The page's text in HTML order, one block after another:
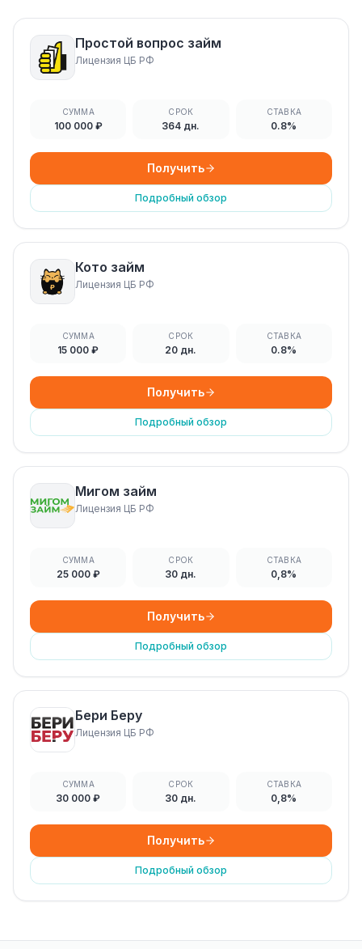
Простой вопрос займ
Лицензия ЦБ РФ
СУММА
100 000 ₽
СРОК
364 дн.
СТАВКА
0.8%
Получить
Подробный обзор
Кото займ
Лицензия ЦБ РФ
СУММА
15 000 ₽
СРОК
20 дн.
СТАВКА
0.8%
Получить
Подробный обзор
Мигом займ
Лицензия ЦБ РФ
СУММА
25 000 ₽
СРОК
30 дн.
СТАВКА
0,8%
Получить
Подробный обзор
Бери Беру
Лицензия ЦБ РФ
СУММА
30 000 ₽
СРОК
30 дн.
СТАВКА
0,8%
Получить
Подробный обзор